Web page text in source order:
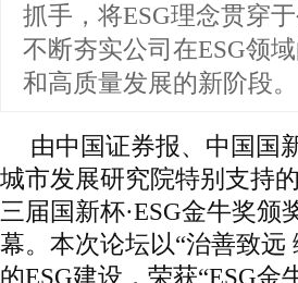
抓手，将ESG理念贯穿
不断夯实公司在ESG领
和高质量发展的新阶段。
由中国证券报、中国国
城市发展研究院特别支持
三届国新杯·ESG金牛奖
幕。本次论坛以“治善致
的ESG建设，荣获“ESG